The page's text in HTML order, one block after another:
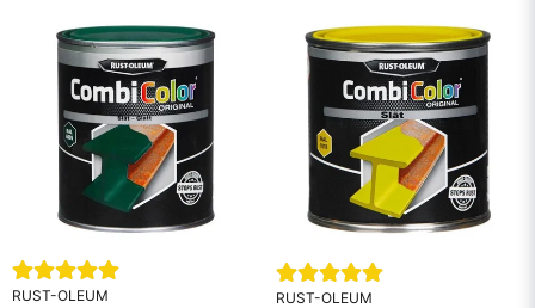
RUST-OLEUM
RUST-OLEUM